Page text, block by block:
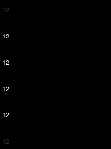
12
12
12
12
12
12